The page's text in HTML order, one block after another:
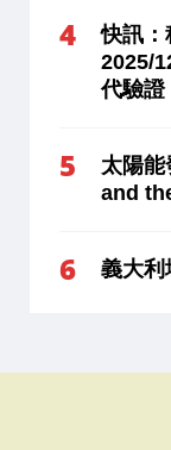
快訊：
2025/
代驗證
太陽
and
義大利